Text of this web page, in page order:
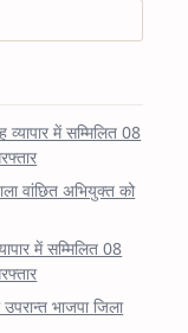
में सम्मिलित 08
वांछित अभियुक्त को
में सम्मिलित 08
भाजपा जिला